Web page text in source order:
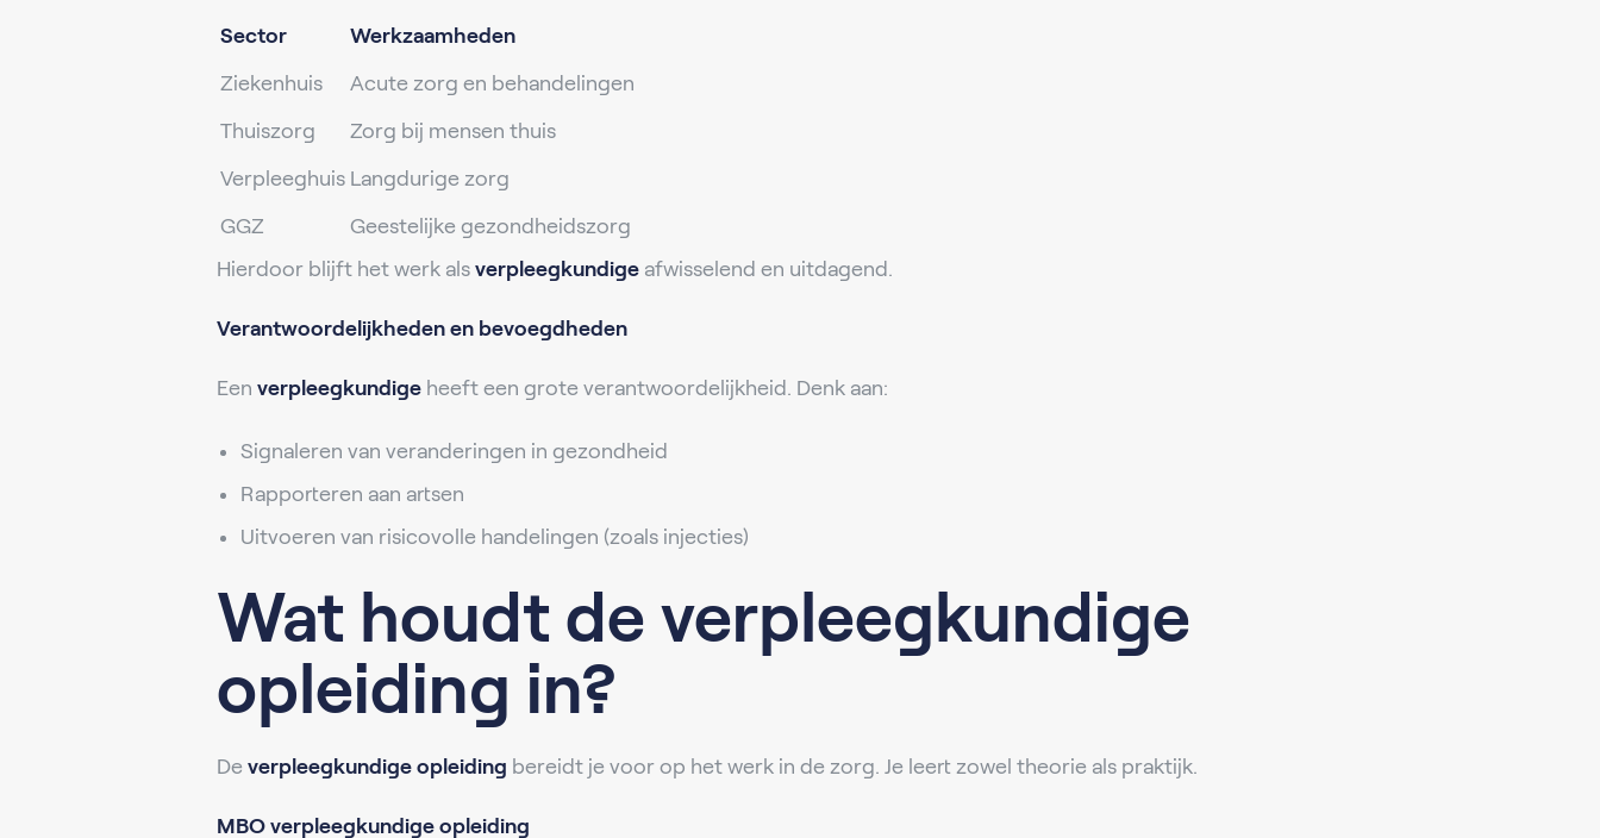
Sector
Werkzaamheden
Ziekenhuis
Acute zorg en behandelingen
Thuiszorg
Zorg bij mensen thuis
Verpleeghuis Langdurige zorg
GGZ
Geestelijke gezondheidszorg
Hierdoor blijft het werk als verpleegkundige afwisselend en uitdagend.
Verantwoordelijkheden en bevoegdheden
Een verpleegkundige heeft een grote verantwoordelijkheid. Denk aan:
Signaleren van veranderingen in gezondheid
Rapporteren aan artsen
Uitvoeren van risicovolle handelingen (zoals injecties)
Wat houdt de verpleegkundige
opleiding in?
De verpleegkundige opleiding bereidt je voor op het werk in de zorg. Je leert zowel theorie als praktijk.
MBO verpleegkundige opleiding